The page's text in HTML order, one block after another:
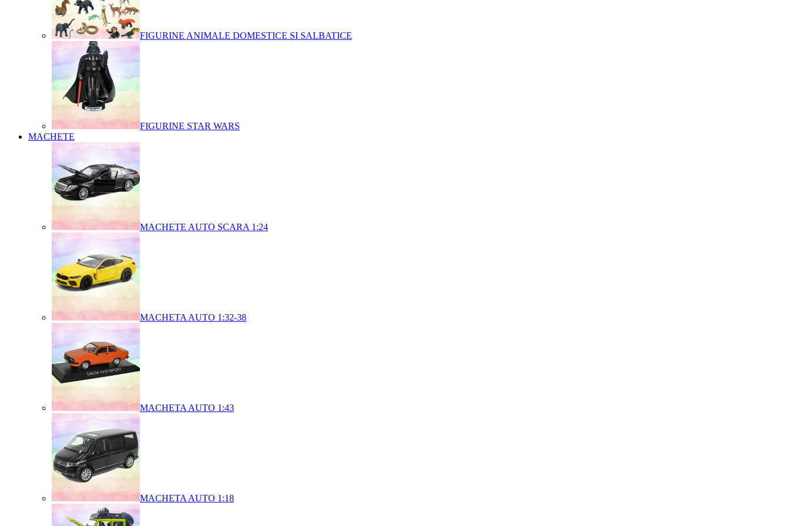
FIGURINE ANIMALE DOMESTICE SI SALBATICE
FIGURINE STAR WARS
MACHETE
MACHETE AUTO SCARA 1:24
MACHETA AUTO 1:32-38
MACHETA AUTO 1:43
MACHETA AUTO 1:18